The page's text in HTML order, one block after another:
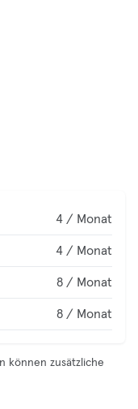
4 / Monat
4 / Monat
8 / Monat
8 / Monat
können zusätzliche